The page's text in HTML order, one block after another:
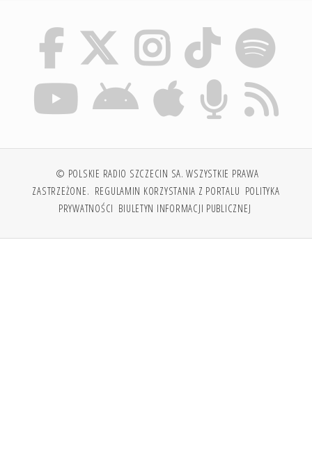
© POLSKIE RADIO SZCZECIN SA. WSZYSTKIE PRAWA
ZASTRZEŻONE. REGULAMIN KORZYSTANIA Z PORTALU POLITYKA
PRYWATNOŚCI BIULETYN INFORMACJI PUBLICZNEJ